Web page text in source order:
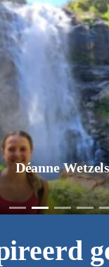
Jurgen Pol